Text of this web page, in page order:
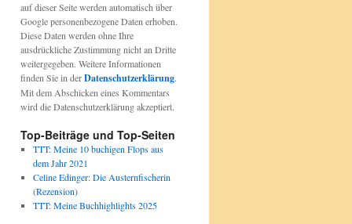
auf dieser Seite werden automatisch über
Google personenbezogene Daten erhoben.
Diese Daten werden ohne Ihre
ausdrückliche Zustimmung nicht an Dritte
weitergegeben. Weitere Informationen
finden Sie in derDatenschutzerklärung.
Mit dem Abschicken eines Kommentars
wird die Datenschutzerklärung akzeptiert.
Top-Beiträge und Top-Seiten
TTT: Meine 10 buchigen Flops aus
dem Jahr 2021
Celine Edinger: Die Austernfischerin
(Rezension)
TTT: Meine Buchhighlights 2025